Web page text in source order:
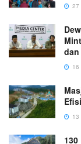
27
dan
16
13